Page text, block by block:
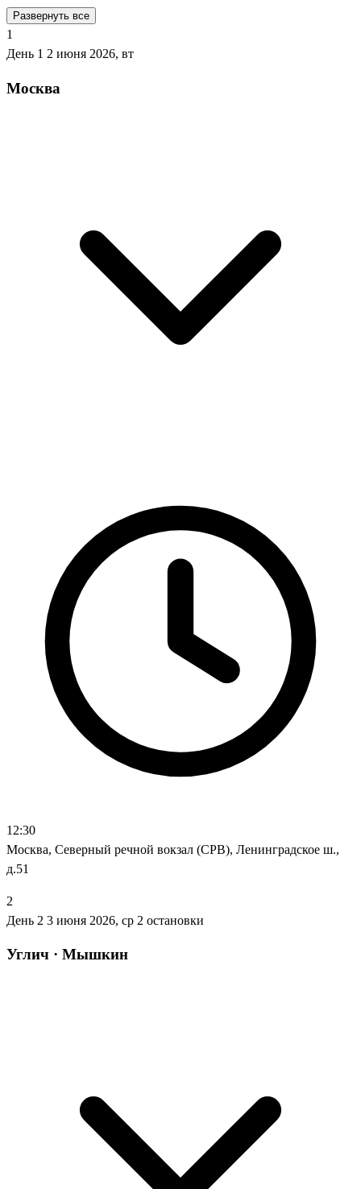
Развернуть все
1
День 1 2 июня 2026, вт
Москва
12:30
Москва, Северный речной вокзал (СРВ), Ленинградское ш.,
д.51
2
День 2 3 июня 2026, ср 2 остановки
Углич · Мышкин